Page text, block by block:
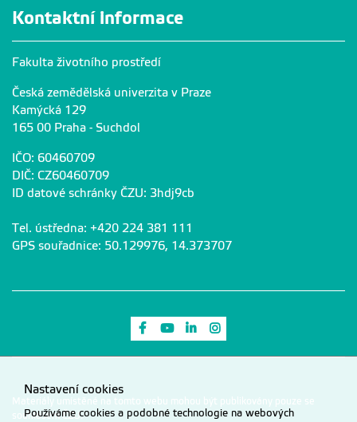
Kontaktní informace
Fakulta životního prostředí
Česká zemědělská univerzita v Praze
Kamýcká 129
165 00 Praha - Suchdol
IČO: 60460709
DIČ: CZ60460709
ID datové schránky ČZU: 3hdj9cb
Tel. ústředna: +420 224 381 111
GPS souřadnice: 50.129976, 14.373707
Odkaz na Facebook
Odkaz na Youtube
Odkaz na LinkedIn
Materiály umístěné na tomto webu mohou být publikovány pouze se
souhlasem ČZU.
Nastavení cookies
Používáme cookies a podobné technologie na webových